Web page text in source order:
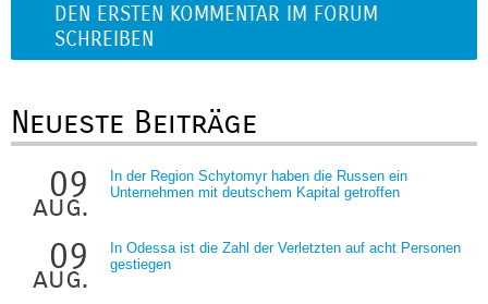
DEN ERSTEN KOMMENTAR IM FORUM
SCHREIBEN
Neueste Beiträge
09
aug.
In der Region Schytomyr haben die Russen ein
Unternehmen mit deutschem Kapital getroffen
09
aug.
In Odessa ist die Zahl der Verletzten auf acht Personen
gestiegen